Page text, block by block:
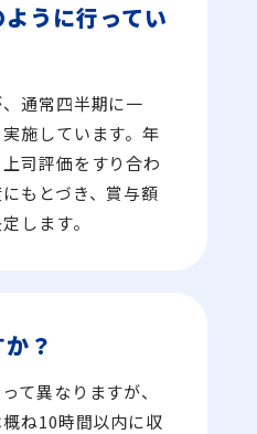
うに行ってい
通常四半期に一
施しています。年
司評価をすり合わ
もとづき、賞与額
します。
？
て異なりますが、
ね10時間以内に収